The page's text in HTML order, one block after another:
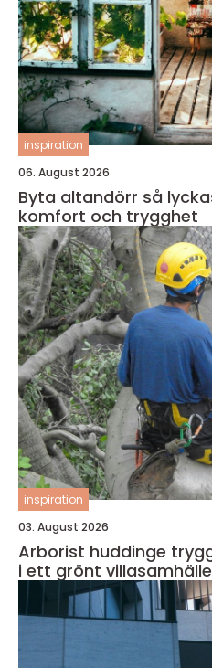
inspiration
06. August 2026
Byta altandörr så lyckas man med ljus,
komfort och trygghet
inspiration
03. August 2026
Arborist huddinge trygg och hållbar trädvård
i ett grönt villasamhälle